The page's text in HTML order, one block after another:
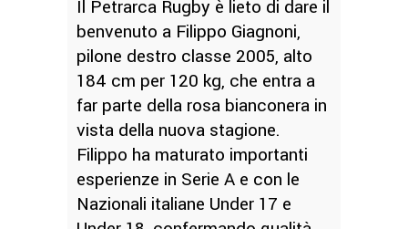
Il Petrarca Rugby è lieto di dare il
benvenuto a Filippo Giagnoni,
pilone destro classe 2005, alto
184 cm per 120 kg, che entra a
far parte della rosa bianconera in
vista della nuova stagione.
Filippo ha maturato importanti
esperienze in Serie A e con le
Nazionali italiane Under 17 e